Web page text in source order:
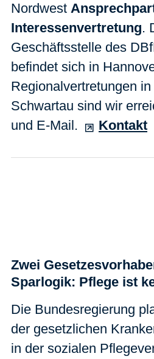
Nordwest
Interessenvertretung.
Geschäftsstelle des
befindet sich in
Regionalvertretungen
Schwartau sind wir
und E-Mail.
Kontakt
Zwei
Sparlogik: Pflege ist
Die Bundesregierung
der gesetzlichen
in der sozialen